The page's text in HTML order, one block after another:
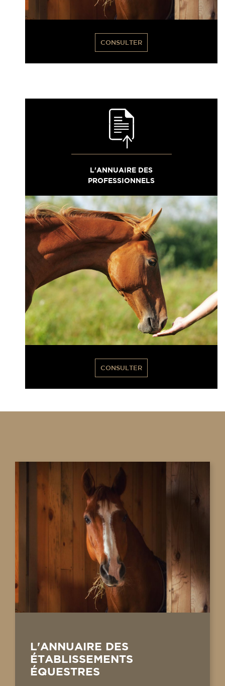
CONSULTER
L'ANNUAIRE DES
PROFESSIONNELS
CONSULTER
L'ANNUAIRE DES
ÉTABLISSEMENTS
ÉQUESTRES